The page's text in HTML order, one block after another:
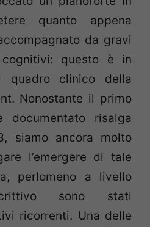
quanto appena
da gravi
questo è in
quadro clinico della
Nonostante il primo
documentato risalga
siamo ancora molto
l’emergere di tale
perlomeno a livello
sono stati
ricorrenti. Una delle